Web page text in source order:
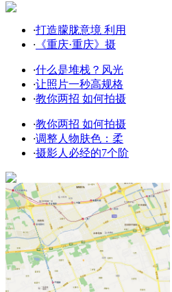
·打造朦胧意境 利用
· 《重庆·重庆》摄
·什么是堆栈？风光
·让照片一秒高规格
·教你两招 如何拍摄
·教你两招 如何拍摄
·调整人物肤色：柔
·摄影人必经的7个阶